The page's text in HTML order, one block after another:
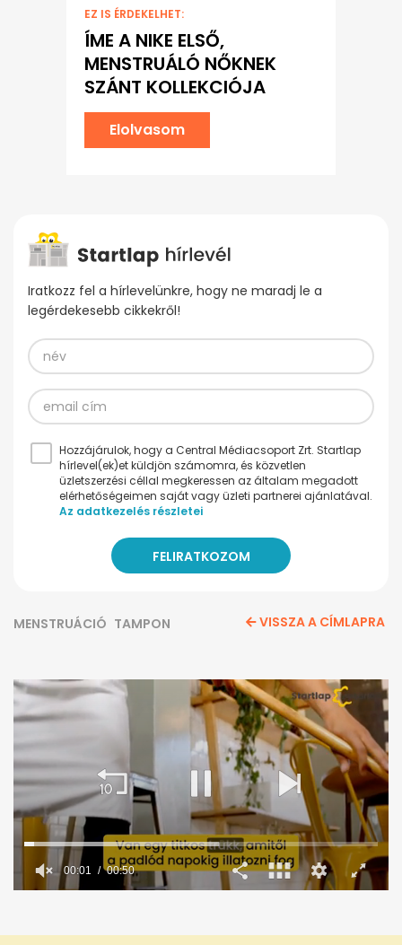
EZ IS ÉRDEKELHET:
ÍME A NIKE ELSŐ,
MENSTRUÁLÓ NŐKNEK
SZÁNT KOLLEKCIÓJA
Elolvasom
Iratkozz fel a hírlevelünkre, hogy ne maradj le a
legérdekesebb cikkekről!
Hozzájárulok, hogy a Central Médiacsoport Zrt. Startlap
hírlevel(ek)et küldjön számomra, és közvetlen
üzletszerzési céllal megkeressen az általam megadott
elérhetőségeimen saját vagy üzleti partnerei ajánlatával.
Az adatkezelés részletei
MENSTRUÁCIÓ TAMPON VISSZA A CÍMLAPRA
50